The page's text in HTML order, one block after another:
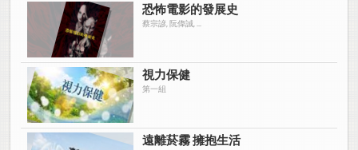
恐怖電影的發展史
蔡宗諺, 阮偉誠, ...
視力保健
第一組
遠離菸霧 擁抱生活